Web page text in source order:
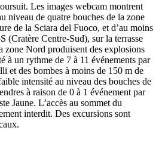
Les images webcam montrent
niveau de quatre bouches de la zone
de la Sciara del Fuoco, et d’au moins
(Cratère Centre-Sud), sur la terrasse
zone Nord produisent des explosions
à un rythme de 7 à 11 événements par
et des bombes à moins de 150 m de
intensité au niveau des bouches de
à raison de 0 à 1 événement par
Jaune. L’accès au sommet du
interdit. Des excursions sont